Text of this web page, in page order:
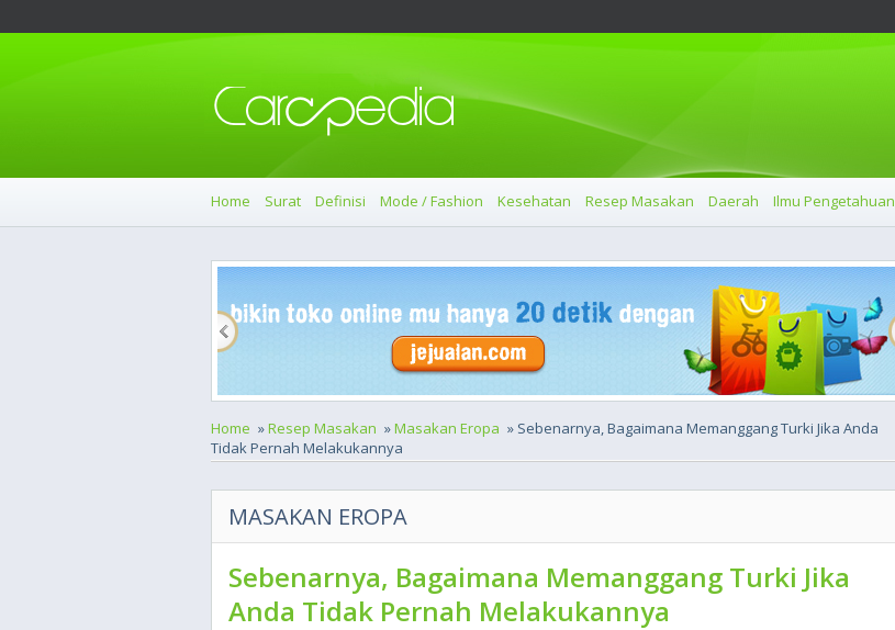
Home Surat Definisi Mode / Fashion Kesehatan Resep Masakan Daerah Ilmu Pengetahuan
Home »Resep Masakan »Masakan Eropa » Sebenarnya, Bagaimana Memanggang Turki Jika Anda
Tidak Pernah Melakukannya
MASAKAN EROPA
Sebenarnya, Bagaimana Memanggang Turki Jika
Anda Tidak Pernah Melakukannya